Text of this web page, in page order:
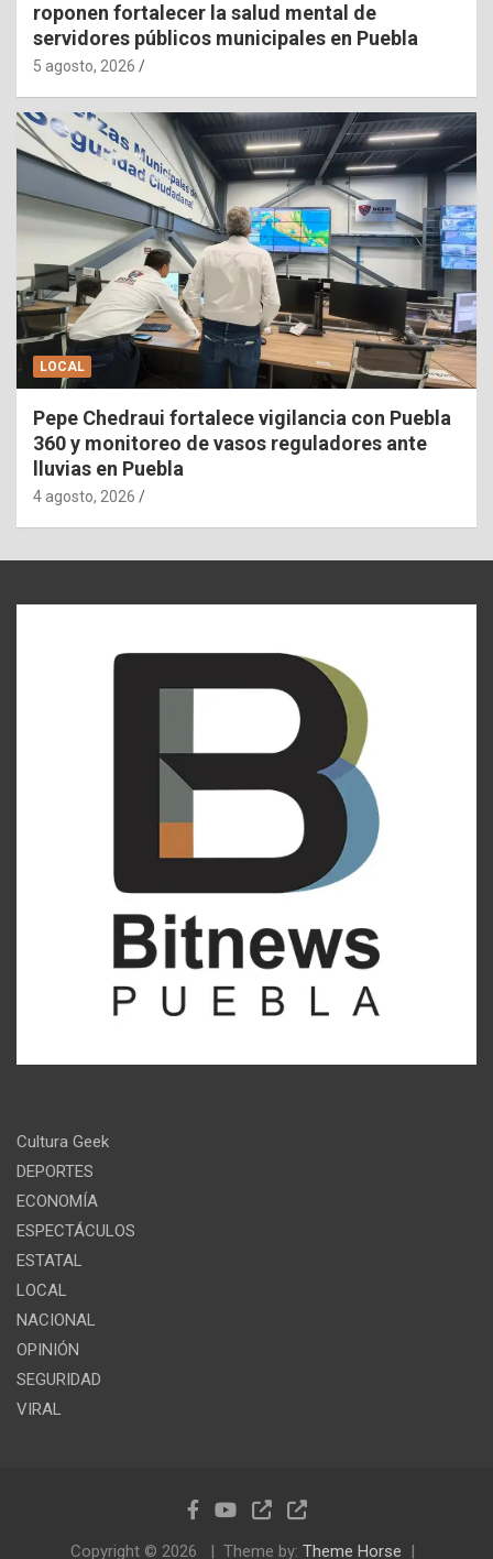
roponen fortalecer la salud mental de
servidores públicos municipales en Puebla
5 agosto, 2026
LOCAL
Pepe Chedraui fortalece vigilancia con Puebla
360 y monitoreo de vasos reguladores ante
lluvias en Puebla
4 agosto, 2026
Cultura Geek
DEPORTES
ECONOMÍA
ESPECTÁCULOS
ESTATAL
LOCAL
NACIONAL
OPINIÓN
SEGURIDAD
VIRAL
Copyright © 2026 Theme by: Theme Horse